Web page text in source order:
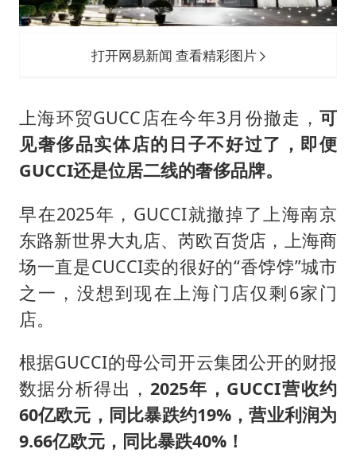
打开网易新闻 查看精彩图片
上海环贸GUCC店在今年3月份撤走，可
见奢侈品实体店的日子不好过了，即便
GUCCI还是位居二线的奢侈品牌。
早在2025年，GUCCI就撤掉了上海南京
东路新世界大丸店、芮欧百货店，上海商
场一直是CUCCI卖的很好的“香饽饽”城市
之一，没想到现在上海门店仅剩6家门
店。
根据GUCCI的母公司开云集团公开的财报
数据分析得出， 2025年，GUCCI营收约
60亿欧元，同比暴跌约19%，营业利润为
9.66亿欧元，同比暴跌40%！